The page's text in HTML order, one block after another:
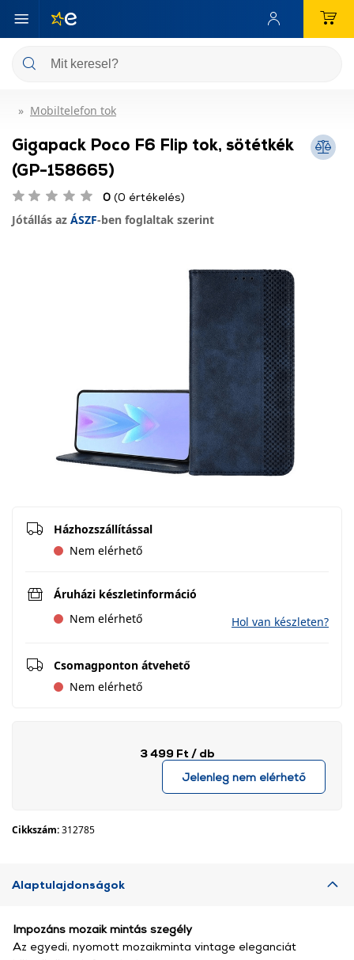
Mobiltelefon tok
Gigapack Poco F6 Flip tok, sötétkék
(GP-158665)
0 (0 értékelés)
Jótállás az ÁSZF-ben foglaltak szerint
Házhozszállítással
Nem elérhető
Áruházi készletinformáció
Nem elérhető
Hol van készleten?
Csomagponton átvehető
Nem elérhető
3 499 Ft / db
Jelenleg nem elérhető
Cikkszám:312785
Alaptulajdonságok
Impozáns mozaik mintás szegély
Az egyedi, nyomott mozaikminta vintage eleganciát